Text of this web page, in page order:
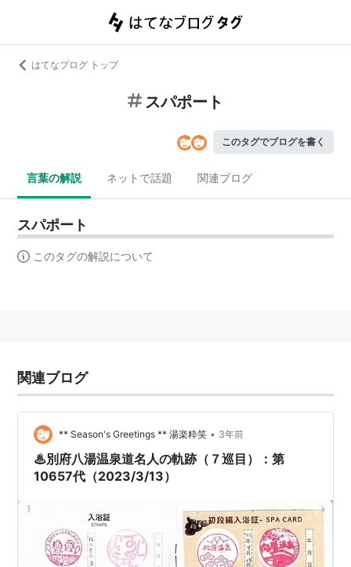
はてなブログ トップ
スパポート
このタグでブログを書く
言葉の解説 ネットで話題 関連ブログ
スパポート
このタグの解説について
関連ブログ
** Season's Greetings ** 湯楽粋笑 • 3年前
♨別府八湯温泉道名人の軌跡（７巡目）：第
10657代（2023/3/13）